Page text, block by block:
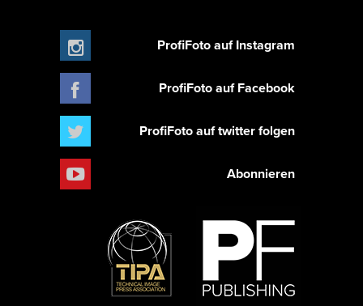
ProfiFoto auf Instagram
ProfiFoto auf Facebook
ProfiFoto auf twitter folgen
Abonnieren